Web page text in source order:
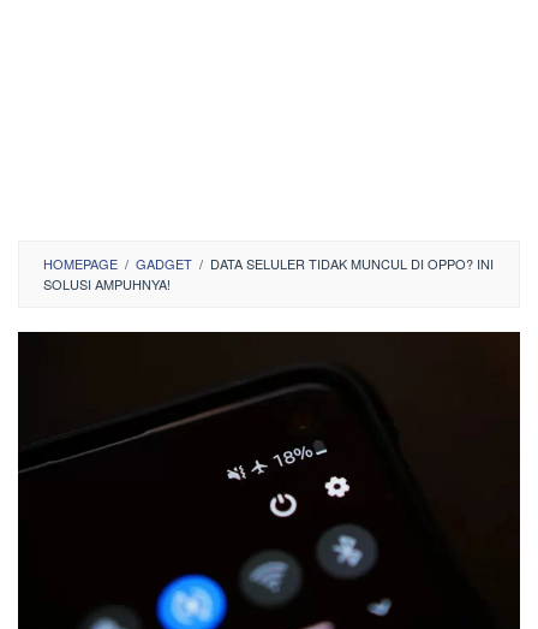
HOMEPAGE / GADGET / DATA SELULER TIDAK MUNCUL DI OPPO? INI
SOLUSI AMPUHNYA!